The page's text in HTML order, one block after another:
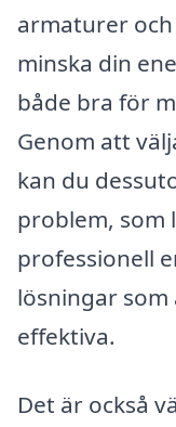
armaturer
minska din
både bra för
Genom att
kan du
problem, som
professionell
lösningar
effektiva.
Det är också